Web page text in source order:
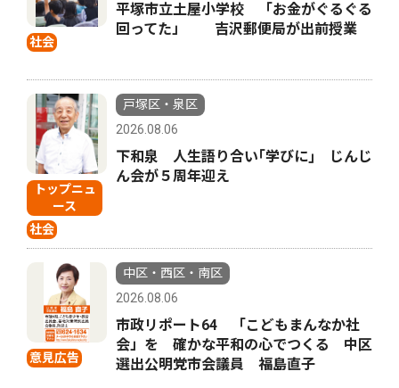
社会
平塚市立土屋小学校 「お金がぐるぐる
回ってた」 吉沢郵便局が出前授業
トップニュ
ース
社会
戸塚区・泉区
2026.08.06
下和泉 人生語り合い｢学びに｣ じんじ
ん会が５周年迎え
意見広告
中区・西区・南区
2026.08.06
市政リポート64 「こどもまんなか社
会」を 確かな平和の心でつくる 中区
選出公明党市会議員 福島直子